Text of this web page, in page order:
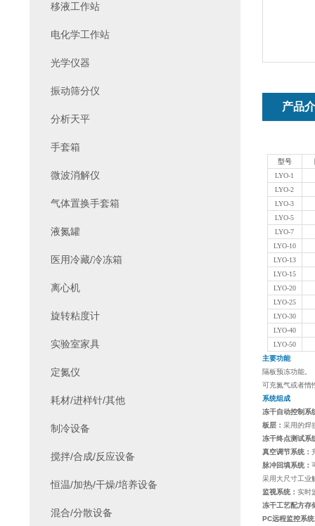
产品
型号
LYO-1
LYO-2
LYO-3
LYO-5
LYO-7
LYO-10
LYO-13
LYO-15
LYO-20
LYO-25
LYO-30
LYO-40
LYO-50
主要功能
隔板预冻功能。
可充氮气或者惰
系统组成
冻干自动控制系
板层： 采用的焊
冻干终点测试系
真空调节系统：
脉冲回填系统：
采用大尺寸工业
监视系统： 实时
冻干工艺配方存
PC远程监控系统
移液工作站
电化学工作站
光学仪器
振动筛分仪
分析天平
手套箱
微波消解仪
气体置换手套箱
液氮罐
医用冷藏/冷冻箱
离心机
旋转粘度计
实验室家具
定氮仪
耗材/进样针/其他
制冷设备
搅拌/合成/反应设备
恒温/加热/干燥/培养设备
混合/分散设备